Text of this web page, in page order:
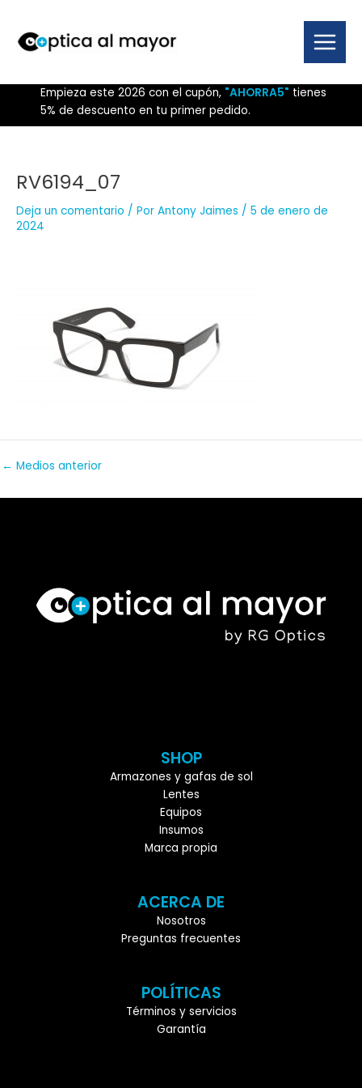
contenido
Main
Menu
Empieza este 2026 con el cupón, "AHORRA5" tienes
5% de descuento en tu primer pedido.
RV6194_07
Deja un comentario / Por Antony Jaimes / 5 de enero de
2024
← Medios anterior
SHOP
Armazones y gafas de sol
Lentes
Equipos
Insumos
Marca propia
ACERCA DE
Nosotros
Preguntas frecuentes
POLÍTICAS
Términos y servicios
Garantía